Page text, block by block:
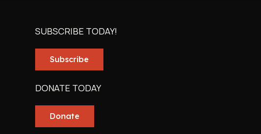
SUBSCRIBE TODAY!
Subscribe
DONATE TODAY
Donate